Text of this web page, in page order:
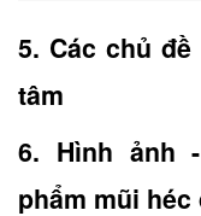
5. Các chủ
tâm
6. Hình ảnh
phẩm mũi héc